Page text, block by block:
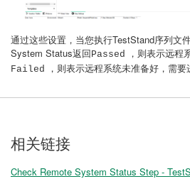
通过这些设置，当您执行TestStand序列文
System Status返回Passed ，则表示远程
Failed ，则表示远程系统未准备好，需要
相关链接
Check Remote System Status Step -